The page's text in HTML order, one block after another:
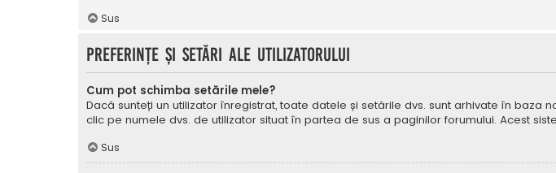
Sus
Preferințe și setări ale utilizatorului
Cum pot schimba setările mele?
Dacă sunteți un utilizator înregistrat, toate datele și setările dvs. sunt arhivate în baza
clic pe numele dvs. de utilizator situat în partea de sus a paginilor forumului. Acest
Sus